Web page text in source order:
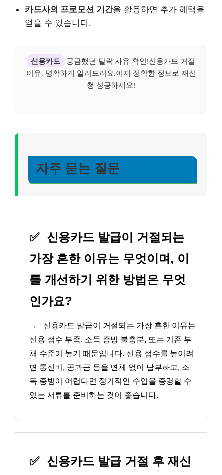
카드사의 프로모션 기간을 활용하면 추가 혜택을
얻을 수 있습니다.
신용카드
궁금했던 탈락 사유 확인!신용카드 거절
이유, 명확하게 알려드려요.이제 정확한 정보로 재신
청 성공하세요!
자주 묻는 질문
✅ 신용카드 발급이 거절되는
가장 흔한 이유는 무엇이며, 이
를 개선하기 위한 방법은 무엇
인가요?
→
신용카드 발급이 거절되는 가장 흔한 이유는
신용 점수 부족, 소득 증빙 불충분, 또는 기존 부
채 수준이 높기 때문입니다. 신용 점수를 높이려
면 통신비, 공과금 등을 연체 없이 납부하고, 소
득 증빙이 어렵다면 정기적인 수입을 증명할 수
있는 서류를 준비하는 것이 좋습니다.
✅ 신용카드 발급 거절 후 재신